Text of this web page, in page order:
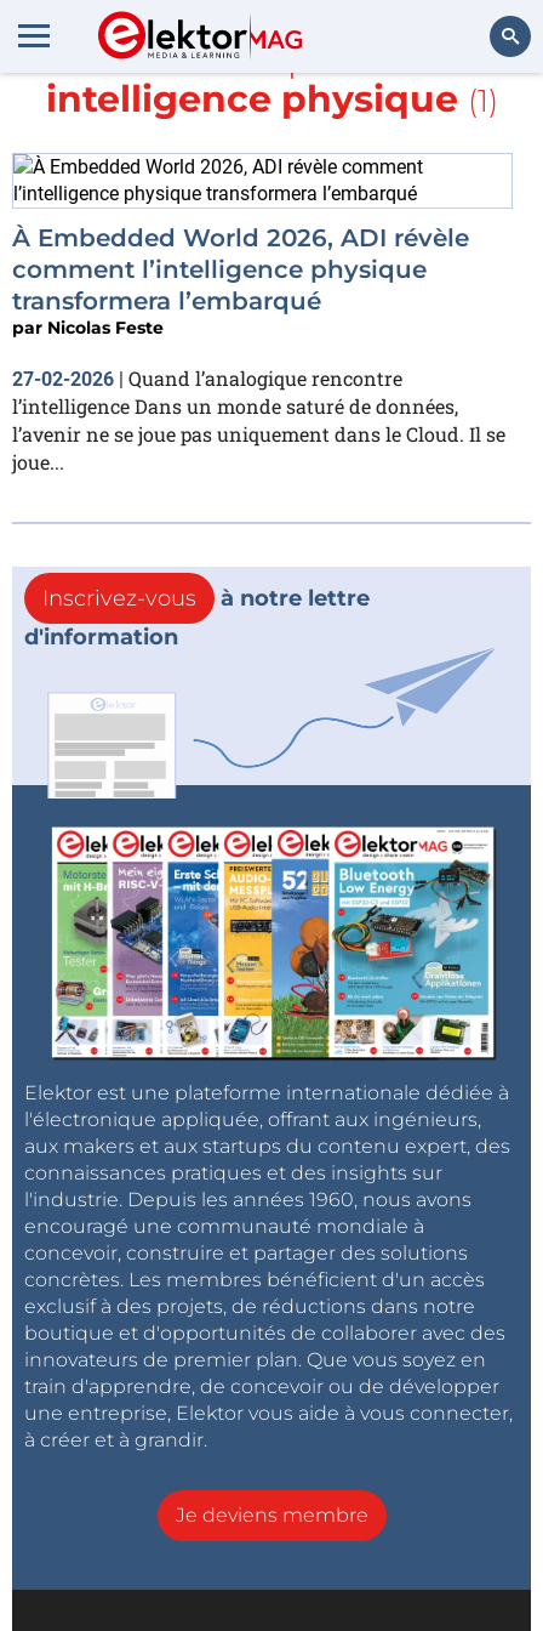
Rechercher
En savoir plus sur
intelligence physique (1)
À Embedded World 2026, ADI révèle
comment l’intelligence physique
transformera l’embarqué
par Nicolas Feste
27-02-2026 | Quand l’analogique rencontre
l’intelligence Dans un monde saturé de données,
l’avenir ne se joue pas uniquement dans le Cloud. Il se
joue...
Inscrivez-vous
à notre lettre
d'information
Elektor est une plateforme internationale dédiée à
l'électronique appliquée, offrant aux ingénieurs,
aux makers et aux startups du contenu expert, des
connaissances pratiques et des insights sur
l'industrie. Depuis les années 1960, nous avons
encouragé une communauté mondiale à
concevoir, construire et partager des solutions
concrètes. Les membres bénéficient d'un accès
exclusif à des projets, de réductions dans notre
boutique et d'opportunités de collaborer avec des
innovateurs de premier plan. Que vous soyez en
train d'apprendre, de concevoir ou de développer
une entreprise, Elektor vous aide à vous connecter,
à créer et à grandir.
Je deviens membre